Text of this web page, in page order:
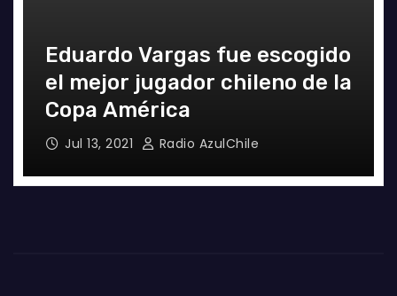
Eduardo Vargas fue escogido
el mejor jugador chileno de la
Copa América
Jul 13, 2021 Radio AzulChile